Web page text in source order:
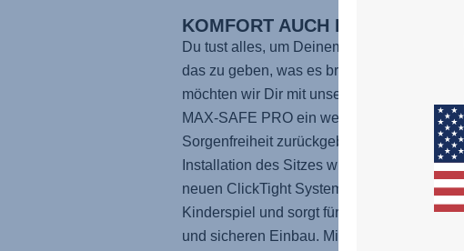
KOMFORT AUCH FÜR ELTERN
Du tust alles, um Deinem Sonnenschein
das zu geben, was es braucht. Deshalb
möchten wir Dir mit unserem
MAX-SAFE PROein wenig
Sorgenfreiheit zurückgeben! Die
Installation des Sitzes wird mit unserem
neuen ClickTight System zum
Kinderspiel und sorgt für einen schnellen
und sicheren Einbau. Mit einem Gewicht